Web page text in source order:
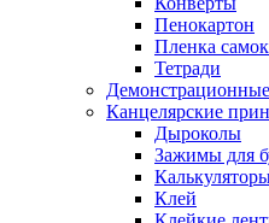
Пенокартон
Пленка
Тетради
Канцелярские
Дыроколы
Зажимы для
Клей